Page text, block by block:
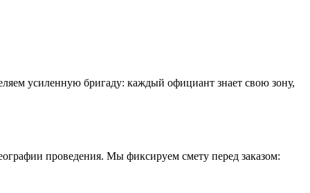
усиленную бригаду: каждый официант знает свою зону,
проведения. Мы фиксируем смету перед заказом: